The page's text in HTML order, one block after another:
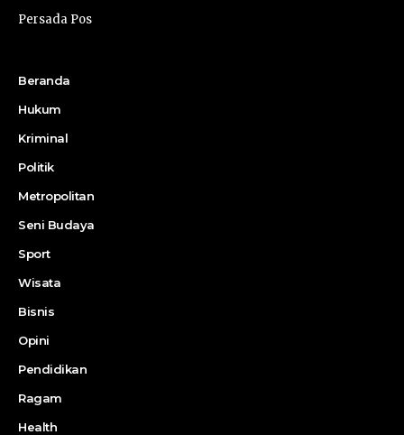
Persada Pos
Beranda
Hukum
Kriminal
Politik
Metropolitan
Seni Budaya
Sport
Wisata
Bisnis
Opini
Pendidikan
Ragam
Health